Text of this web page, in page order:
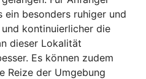
besonders ruhiger und
kontinuierlicher die
dieser Lokalität
Es können zudem
Reize der Umgebung